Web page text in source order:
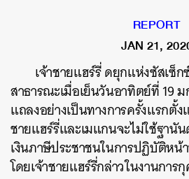
REPORT
JAN 21,
เจ้าชายแฮร์รี่ ดยุกแห่งซัสเซ็
สาธารณะเมื่อเย็นวันอาทิตย์ที่ 19
แถลงอย่างเป็นทางการครั้งแรกตั้ง
ชายแฮร์รี่และเมแกนจะไม่ใช้ฐานั
เงินภาษีประชาชนในการปฏิบัติหน้
โดยเจ้าชายแฮร์รี่กล่าวในงานการ